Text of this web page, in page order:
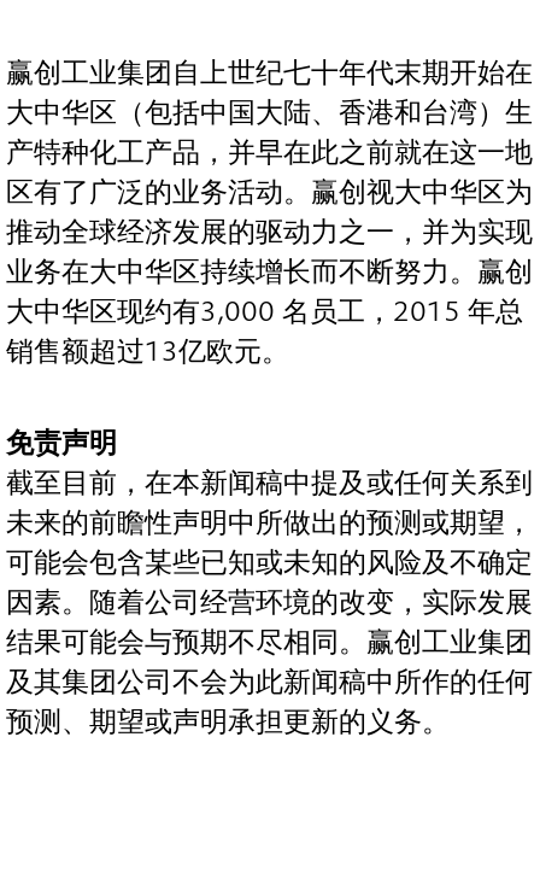
赢创工业集团自上世纪七十年代末期开始在
大中华区（包括中国大陆、香港和台湾）生
产特种化工产品，并早在此之前就在这一地
区有了广泛的业务活动。赢创视大中华区为
推动全球经济发展的驱动力之一，并为实现
业务在大中华区持续增长而不断努力。赢创
大中华区现约有3,000 名员工，2015 年总
销售额超过13亿欧元。
免责声明
截至目前，在本新闻稿中提及或任何关系到
未来的前瞻性声明中所做出的预测或期望，
可能会包含某些已知或未知的风险及不确定
因素。随着公司经营环境的改变，实际发展
结果可能会与预期不尽相同。赢创工业集团
及其集团公司不会为此新闻稿中所作的任何
预测、期望或声明承担更新的义务。